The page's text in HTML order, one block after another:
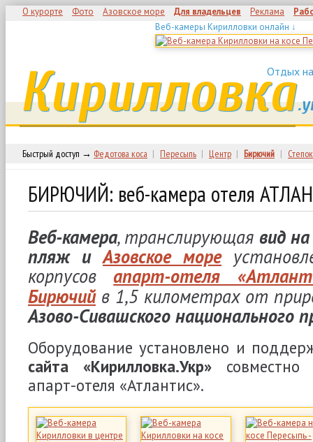
О курорте Фото Азовское море Для владельцев Реклама
Веб-камеры Кирилловки онлайн ↓
Отдых
Кирилловка
Быстрый доступ → Федотова коса | Пересыпь | Центр | Бирючий | Степок
БИРЮЧИЙ: веб-камера отеля
Веб-камера, транслирующая вид
пляж иАзовское море
корпусовапарт-отеля
Бирючийв 1,5 километрах от
Азово-Сивашского национального
Оборудование установлено и
сайта «Кирилловка.Укр»
апарт-отеля «Атлантис».